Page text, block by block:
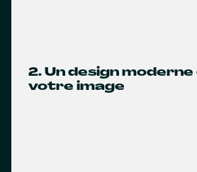
2. Un design
votre image